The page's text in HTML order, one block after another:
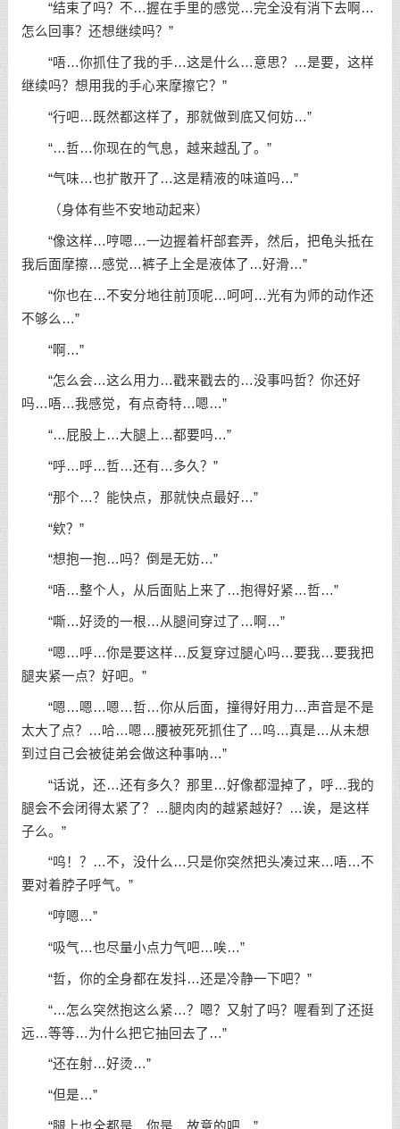
“结束了吗？不…握在手里的感觉…完全没有消下去啊…
怎么回事？还想继续吗？”
“唔…你抓住了我的手…这是什么…意思？…是要，这样
继续吗？想用我的手心来摩擦它？”
“行吧…既然都这样了，那就做到底又何妨…”
“…哲…你现在的气息，越来越乱了。”
“气味…也扩散开了…这是精液的味道吗…”
（身体有些不安地动起来）
“像这样…哼嗯…一边握着杆部套弄，然后，把龟头抵在
我后面摩擦…感觉…裤子上全是液体了…好滑…”
“你也在…不安分地往前顶呢…呵呵…光有为师的动作还
不够么…”
“啊…”
“怎么会…这么用力…戳来戳去的…没事吗哲？你还好
吗…唔…我感觉，有点奇特…嗯…”
“…屁股上…大腿上…都要吗…”
“呼…呼…哲…还有…多久？”
“那个…？能快点，那就快点最好…”
“欸？”
“想抱一抱…吗？倒是无妨…”
“唔…整个人，从后面贴上来了…抱得好紧…哲…”
“嘶…好烫的一根…从腿间穿过了…啊…”
“嗯…呼…你是要这样…反复穿过腿心吗…要我…要我把
腿夹紧一点？好吧。”
“嗯…嗯…嗯…哲…你从后面，撞得好用力…声音是不是
太大了点？…哈…嗯…腰被死死抓住了…呜…真是…从未想
到过自己会被徒弟会做这种事呐…”
“话说，还…还有多久？那里…好像都湿掉了，呼…我的
腿会不会闭得太紧了？…腿肉肉的越紧越好？…诶，是这样
子么。”
“呜！？…不，没什么…只是你突然把头凑过来…唔…不
要对着脖子呼气。”
“哼嗯…”
“吸气…也尽量小点力气吧…唉…”
“哲，你的全身都在发抖…还是冷静一下吧？”
“…怎么突然抱这么紧…？嗯？又射了吗？喔看到了还挺
远…等等…为什么把它抽回去了…”
“还在射…好烫…”
“但是…”